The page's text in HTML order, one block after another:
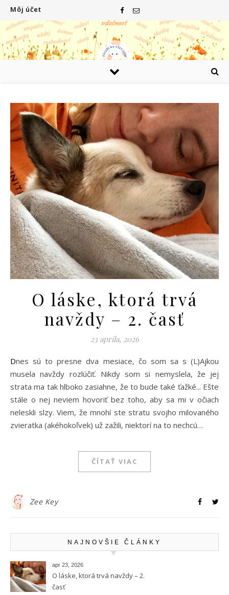
Môj účet
O láske, ktorá trvá
navždy – 2. časť
23 apríla, 2026
Dnes sú to presne dva mesiace, čo som sa s (L)Ajkou
musela navždy rozlúčiť. Nikdy som si nemyslela, že jej
strata ma tak hlboko zasiahne, že to bude také ťažké... Ešte
stále o nej neviem hovoriť bez toho, aby sa mi v očiach
neleskli slzy. Viem, že mnohí ste stratu svojho milovaného
zvieratka (akéhokoľvek) už zažili, niektorí na to nechcú…
ČÍTAŤ VIAC
Zee Key
NAJNOVŠIE ČLÁNKY
apr 23, 2026
O láske, ktorá trvá navždy – 2.
časť